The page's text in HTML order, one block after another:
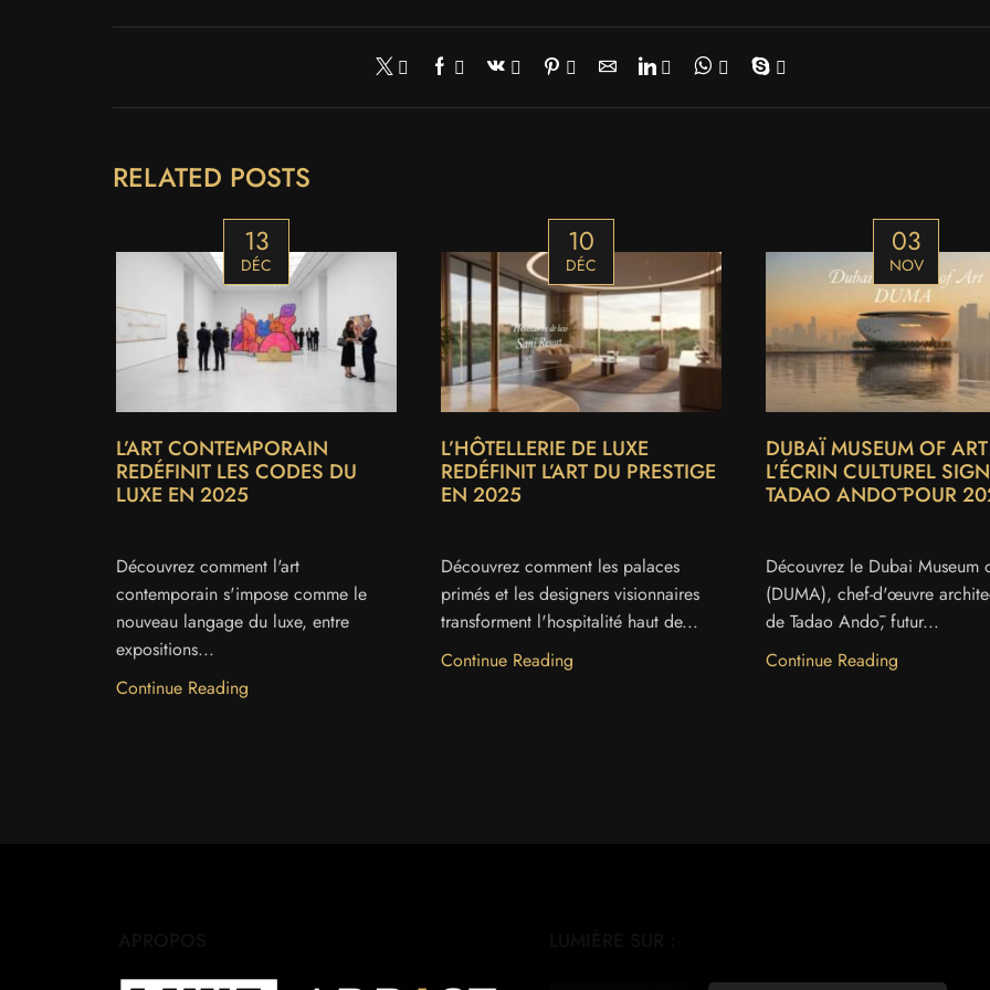
RELATED POSTS
13
DÉC
L’ART CONTEMPORAIN
REDÉFINIT LES CODES DU
LUXE EN 2025
Découvrez comment l'art
contemporain s'impose comme le
nouveau langage du luxe, entre
expositions...
Continue Reading
10
DÉC
L’HÔTELLERIE DE LUXE
REDÉFINIT L’ART DU PRESTIGE
EN 2025
Découvrez comment les palaces
primés et les designers visionnaires
transforment l'hospitalité haut de...
Continue Reading
03
NOV
DUBAÏ MUSEUM OF
L’ÉCRIN CULTUREL
TADAO ANDŌ POUR
Découvrez le Dubai Museum
(DUMA), chef-d'œuvre
de Tadao Andō, futur...
Continue Reading